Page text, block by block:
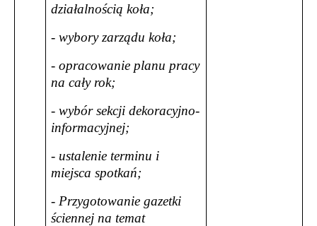
działalnością koła;
- wybory zarządu koła;
- opracowanie planu pracy
na cały rok;
- wybór sekcji dekoracyjno-
informacyjnej;
- ustalenie terminu i
miejsca spotkań;
- Przygotowanie gazetki
ściennej na temat